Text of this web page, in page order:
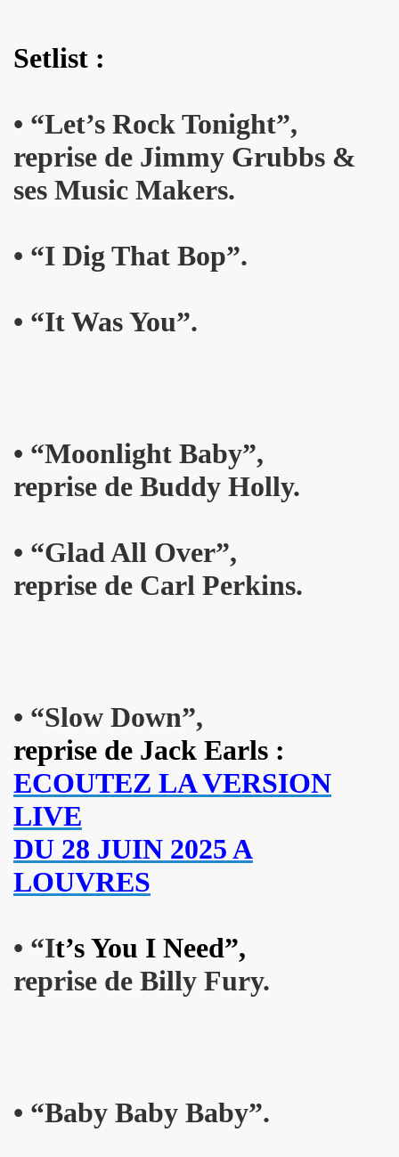
Setlist :
• “Let’s Rock Tonight”,
reprise de Jimmy Grubbs &
ses Music Makers.
• “I Dig That Bop”.
• “It Was You”.
• “Moonlight Baby”,
reprise de Buddy Holly.
• “Glad All Over”,
reprise de Carl Perkins.
• “Slow Down”,
reprise de Jack Earls :
ECOUTEZ LA VERSION
LIVE
DU 28 JUIN 2025 A
LOUVRES
• “It’s You I Need”,
reprise de Billy Fury.
• “Baby Baby Baby”.
de MARIE FRANCE (realise et compose par
de MARIE FRANCE dans "Liberation" (19 et
dans "ROCKFOLKsvp" (novembre 2019), par
textes de PATRICK LOISEAU, produit par RENAUD) de
15 septembre 2019 a Paris pour la promotion de son
concert le 27 juin 2019 a la Maroquinerie (Paris) :
ses trois premiers concerts, les 29 mars + 4 et 5 avril
avril 2019 a Paris pour la suite de l enregistrement de
concert") : chronique de son album "J'ai quelque
17 septembre 2018 a Paris.
en août 2018 pour rendre visite a MARIE FRANCE.
du 29 juin au 8 juillet 2018 pour le tournage du film
Duvall", "39 de fievre") : interview dans "La Gazette du
("Les rocks les plus terribles"), BOBBIE
auteur de huit textes de l album "JOHNNY,
fevrier 2018 a Paris.
de MARIE FRANCE (avec STAIV GENTIS) par
CLASH ("Radio Clash sur Paris") le 9 septembre